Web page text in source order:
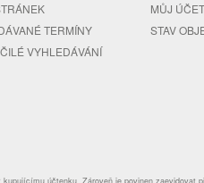
TERMÍNY
VYHLEDÁVÁNÍ
MŮJ ÚČET
STAV